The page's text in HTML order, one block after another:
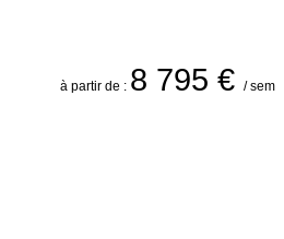
à partir de : 8 795 € / sem